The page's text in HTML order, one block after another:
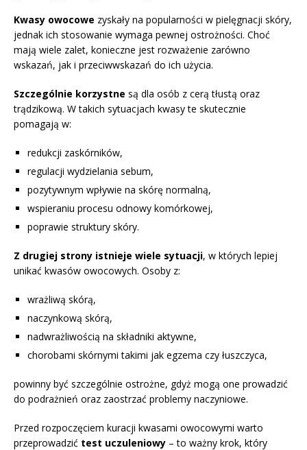
Kwasy owocowe zyskały na popularności w pielęgnacji skóry,
jednak ich stosowanie wymaga pewnej ostrożności. Choć
mają wiele zalet, konieczne jest rozważenie zarówno
wskazań, jak i przeciwwskazań do ich użycia.
Szczególnie korzystne są dla osób z cerą tłustą oraz
trądzikową. W takich sytuacjach kwasy te skutecznie
pomagają w:
redukcji zaskórników,
regulacji wydzielania sebum,
pozytywnym wpływie na skórę normalną,
wspieraniu procesu odnowy komórkowej,
poprawie struktury skóry.
Z drugiej strony istnieje wiele sytuacji, w których lepiej
unikać kwasów owocowych. Osoby z:
wrażliwą skórą,
naczynkową skórą,
nadwrażliwością na składniki aktywne,
chorobami skórnymi takimi jak egzema czy łuszczyca,
powinny być szczególnie ostrożne, gdyż mogą one prowadzić
do podrażnień oraz zaostrzać problemy naczyniowe.
Przed rozpoczęciem kuracji kwasami owocowymi warto
przeprowadzić test uczuleniowy – to ważny krok, który